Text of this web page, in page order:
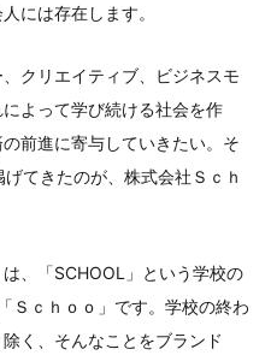
には存在します。
クリエイティブ、ビジネスモ
よって学び続ける社会を作
前進に寄与していきたい。そ
てきたのが、株式会社Ｓｃｈ
、「SCHOOL」という学校の
Ｓｃｈｏｏ」です。学校の終わ
く、そんなことをブランド